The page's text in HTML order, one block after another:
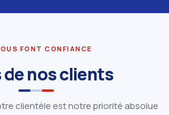
FONT CONFIANCE
de nos clients
clientèle est notre priorité absolue